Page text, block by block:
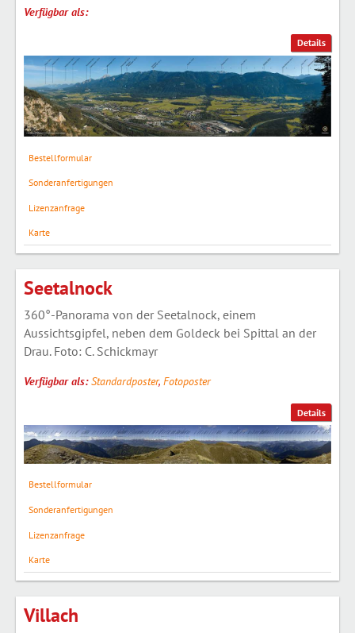
Details
Verfügbar als:
Bestellformular
Sonderanfertigungen
Lizenzanfrage
Karte
Details
Seetalnock
360°-Panorama von der Seetalnock, einem
Aussichtsgipfel, neben dem Goldeck bei Spittal an der
Drau. Foto: C. Schickmayr
Verfügbar als:Standardposter, Fotoposter
Bestellformular
Sonderanfertigungen
Lizenzanfrage
Karte
Villach